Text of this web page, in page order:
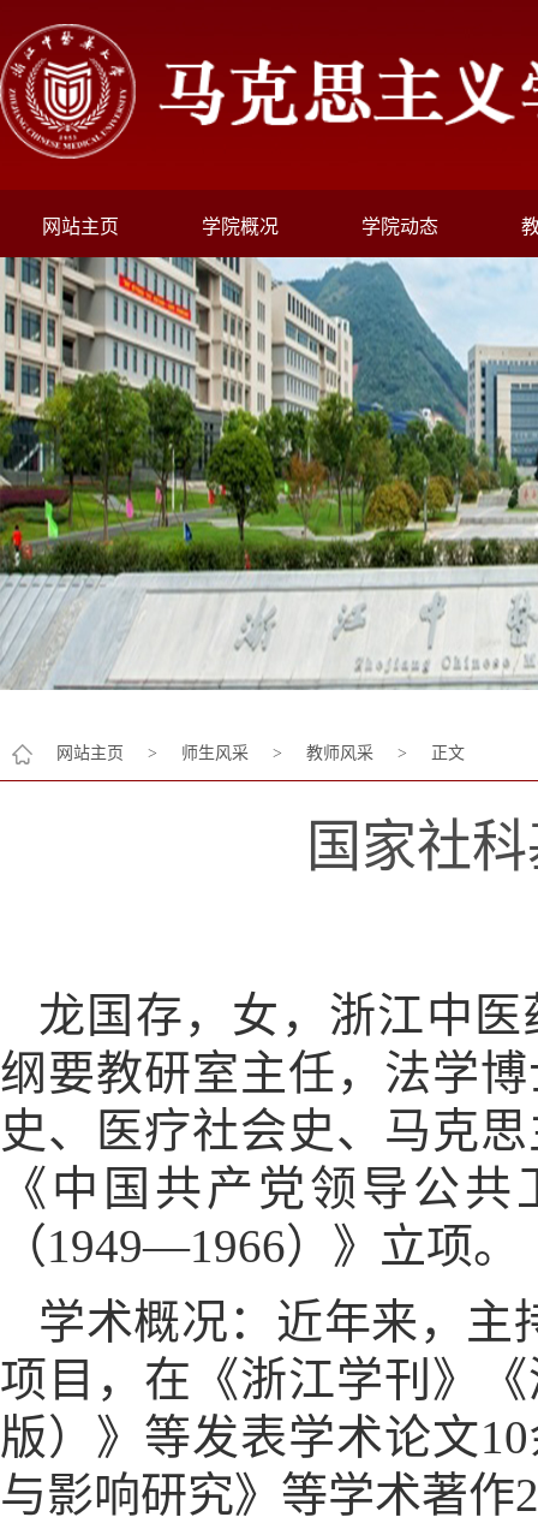
网站主页 学院概况 学院动态
网站主页 > 师生风采 > 教师风采 > 正文
国家社
龙国存，女，浙江中
纲要教研室主任，法学
史、医疗社会史、马克
《中国共产党领导公
（1949—1966）》立项。
学术概况：近年来，主
项目，在《浙江学刊》
版）》等发表学术论文
与影响研究》等学术著作